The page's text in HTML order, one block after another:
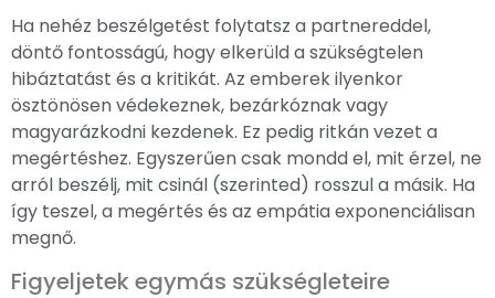
Ha nehéz beszélgetést folytatsz a partnereddel,
döntő fontosságú, hogy elkerüld a szükségtelen
hibáztatást és a kritikát. Az emberek ilyenkor
ösztönösen védekeznek, bezárkóznak vagy
magyarázkodni kezdenek. Ez pedig ritkán vezet a
megértéshez. Egyszerűen csak mondd el, mit érzel, ne
arról beszélj, mit csinál (szerinted) rosszul a másik. Ha
így teszel, a megértés és az empátia exponenciálisan
megnő.
Figyeljetek egymás szükségleteire